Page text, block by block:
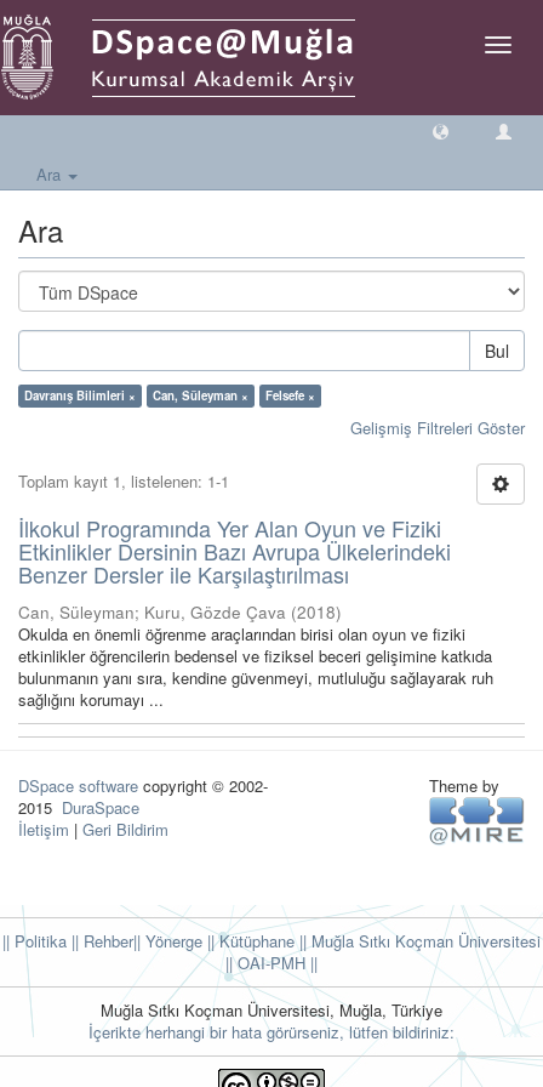
Geçiş
Ara
Ara
Bul
Davranış Bilimleri × Can, Süleyman × Felsefe ×
Gelişmiş Filtreleri Göster
Toplam kayıt 1, listelenen: 1-1
İlkokul Programında Yer Alan Oyun ve Fiziki
Etkinlikler Dersinin Bazı Avrupa Ülkelerindeki
Benzer Dersler ile Karşılaştırılması
Can, Süleyman; Kuru, Gözde Çava (2018)
Okulda en önemli öğrenme araçlarından birisi olan oyun ve fiziki
etkinlikler öğrencilerin bedensel ve fiziksel beceri gelişimine katkıda
bulunmanın yanı sıra, kendine güvenmeyi, mutluluğu sağlayarak ruh
sağlığını korumayı ...
DSpace software copyright © 2002-
2015 DuraSpace
İletişim | Geri Bildirim
Theme by
|| Politika || Rehber|| Yönerge || Kütüphane|| Muğla Sıtkı Koçman Üniversitesi
||OAI-PMH ||
Muğla Sıtkı Koçman Üniversitesi, Muğla, Türkiye
İçerikte herhangi bir hata görürseniz, lütfen bildiriniz: